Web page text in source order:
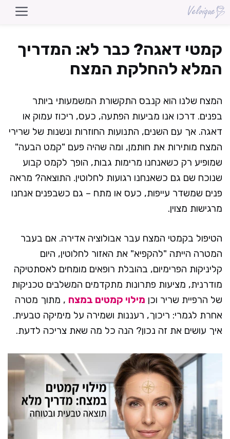
לדלג
לתוכן
קמטי דאגה? כבר לא: המדריך
המלא להחלקת המצח
המצח שלנו הוא קנבס התקשורת המשמעותי ביותר
בפנים. דרכו אנו מביעות הפתעה, כעס, ריכוז עמוק או
דאגה. אך עם השנים, התנועות החוזרות ונשנות של שרירי
המצח מותירות את חותמן, ומה שהיה פעם "קמט הבעה"
שמופיע רק כשאנחנו מרימות גבות, הופך לקמט קבוע
שנוכח שם גם כשאנחנו רגועות לחלוטין. התוצאה? מראה
פנים שמשדר עייפות, כעס או מתח – גם כשבפנים אנחנו
מרגישות מצוין.
הטיפול בקמטי המצח עבר אבולוציה אדירה. אם בעבר
המטרה הייתה "להקפיא" את האזור לחלוטין, היום
קליניקות הפרימיום, בהובלת רופאים מומחים לאסתטיקה
מודרנית, מציעות פתרונות מתקדמים המשלבים טכניקות
של הרפיית שריר וכן מילוי קמטים במצח , מתוך מטרה
אחרת לגמרי: ריכוך, רעננות ושמירה על מימיקה טבעית.
איך עושים את זה נכון? הנה כל מה שאת צריכה לדעת.